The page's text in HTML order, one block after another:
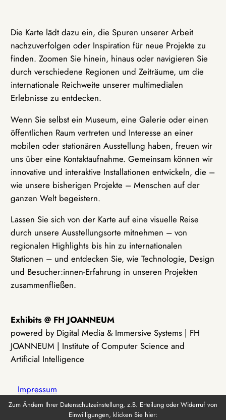
Die Karte lädt dazu ein, die Spuren unserer Arbeit
nachzuverfolgen oder Inspiration für neue Projekte zu
finden. Zoomen Sie hinein, hinaus oder navigieren Sie
durch verschiedene Regionen und Zeiträume, um die
internationale Reichweite unserer multimedialen
Erlebnisse zu entdecken.
Wenn Sie selbst ein Museum, eine Galerie oder einen
öffentlichen Raum vertreten und Interesse an einer
mobilen oder stationären Ausstellung haben, freuen wir
uns über eine Kontaktaufnahme. Gemeinsam können wir
innovative und interaktive Installationen entwickeln, die –
wie unsere bisherigen Projekte – Menschen auf der
ganzen Welt begeistern.
Lassen Sie sich von der Karte auf eine visuelle Reise
durch unsere Ausstellungsorte mitnehmen – von
regionalen Highlights bis hin zu internationalen
Stationen – und entdecken Sie, wie Technologie, Design
und Besucher:innen-Erfahrung in unseren Projekten
zusammenfließen.
Exhibits @ FH JOANNEUM
powered by Digital Media & Immersive Systems | FH
JOANNEUM | Institute of Computer Science and
Artificial Intelligence
Impressum
Zum Ändern Ihrer Datenschutzeinstellung, z.B. Erteilung oder Widerruf von
Einwilligungen, klicken Sie hier: